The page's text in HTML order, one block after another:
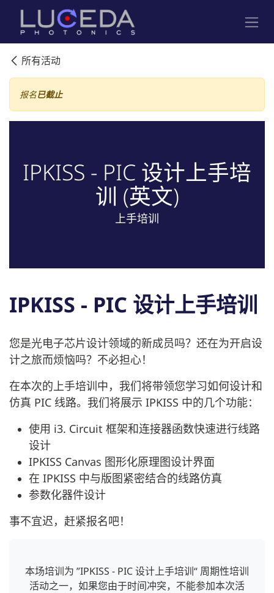
跳至内容
所有活动
报名已截止
IPKISS - PIC 设计上手培
训 (英文)
上手培训
IPKISS - PIC 设计上手培训
您是光电子芯片设计领域的新成员吗？还在为开启设
计之旅而烦恼吗？不必担心！
在本次的上手培训中，我们将带领您学习如何设计和
仿真 PIC 线路。我们将展示 IPKISS 中的几个功能：
使用 i3. Circuit 框架和连接器函数快速进行线路
设计
IPKISS Canvas 图形化原理图设计界面
在 IPKISS 中与版图紧密结合的线路仿真
参数化器件设计
事不宜迟，赶紧报名吧！
本场培训为 ”IPKISS - PIC 设计上手培训“ 周期性培训
活动之一，如果您由于时间冲突，不能参加本次活